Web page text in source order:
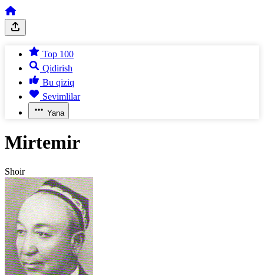
Top 100
Qidirish
Bu qiziq
Sevimlilar
Yana
Mirtemir
Shoir